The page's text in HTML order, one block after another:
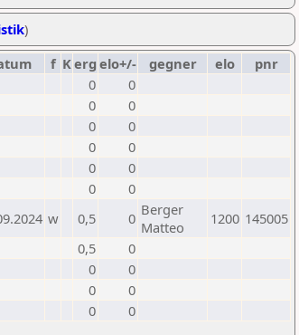
)
f Kerg elo+/- gegner elo
pnr
0
0
0
0
0
0
0
0
0
0
0
0
w 0,5 0 Berger
Matteo
1200 145005
0,5
0
0
0
0
0
0
0